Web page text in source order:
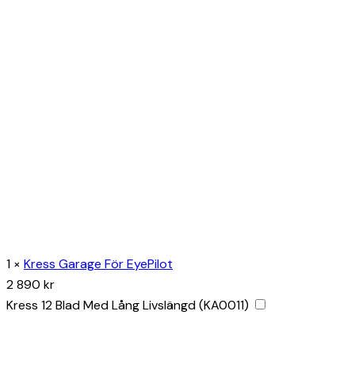
1 × Kress Garage För EyePilot
2 890 kr
Kress 12 Blad Med Lång Livslängd (KA0011)